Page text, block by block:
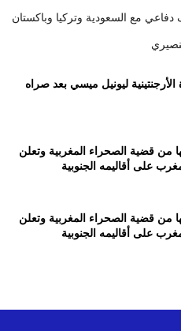
مع السعودية وتركيا وباكستان
ليونيل ميسي بعد صراه
من قضية الصحراء المغربية وتعلن
على أقاليمه الجنوبية
من قضية الصحراء المغربية وتعلن
على أقاليمه الجنوبية